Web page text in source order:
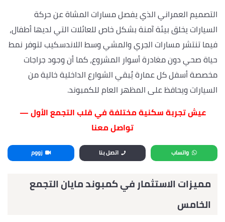
التصميم العمراني الذي يفصل مسارات المشاة عن حركة
السيارات يخلق بيئة آمنة بشكل خاص للعائلات التي لديها أطفال،
فيما تنتشر مسارات الجري والمشي وسط اللاندسكيب لتوفر نمط
حياة صحي دون مغادرة أسوار المشروع، كما أن وجود جراجات
مخصصة أسفل كل عمارة يُبقي الشوارع الداخلية خالية من
السيارات ويحافظ على المظهر العام للكمبوند.
عيش تجربة سكنية مختلفة في قلب التجمع الأول —
تواصل معنا
واتساب اتصل بنا زووم
مميزات الاستثمار في كمبوند مايان التجمع
الخامس